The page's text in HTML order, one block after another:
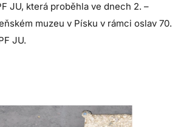
JU, která proběhla ve dnech 2. –
muzeu v Písku v rámci oslav 70.
JU.